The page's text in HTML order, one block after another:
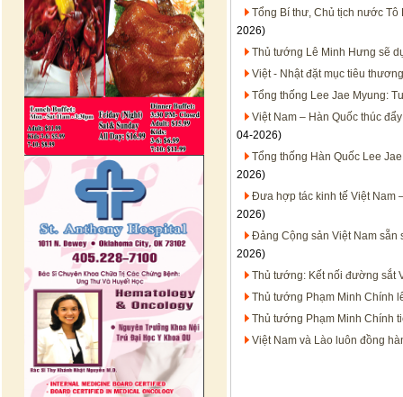
Tổng Bí thư, Chủ tịch nước
2026)
Thủ tướng Lê Minh Hưng sẽ
Việt - Nhật đặt mục tiêu
Tổng thống Lee Jae Myung:
Việt Nam – Hàn Quốc thúc
04-2026)
Tổng thống Hàn Quốc Lee
2026)
Đưa hợp tác kinh tế Việt Nam
2026)
Đảng Cộng sản Việt Nam sẵn
2026)
Thủ tướng: Kết nối đường sắt
Thủ tướng Phạm Minh Chính
Thủ tướng Phạm Minh Chính
Việt Nam và Lào luôn đồng